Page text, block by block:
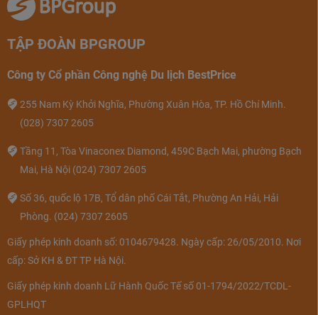
Đường di chuyển tới khách sạn Melia Hà Nội
Giá phòng tại Melia Hà Nội Hotel và
thông tin chi tiết
được chia thành 5 hạng phòng chính. Khách sạn
được
bảng sau:
LOẠI PHÒNG
ĐIỂM
ĐIỂM
Deluxe Room 3,415,000
Premium Room
TẬP ĐOÀN BPGROUP
Công ty Cổ phần Công nghệ Du lịch BestPrice
255 Nam Kỳ Khởi Nghĩa, Phường Xuân Hòa, TP. Hồ Chí Minh.
(028) 7307 2605
Tầng 11, Tòa Vinaconex Diamond, 459C Bạch Mai, phường Bạch
Mai, Hà Nội (024) 7307 2605
Số 36, quốc lộ 17B, Tổ dân phố Cái Tắt, Phường An Hải, Hải
Phòng. (024) 7307 2605
Giấy phép kinh doanh số: 0104679428. Ngày cấp: 26/05/2010. Nơi
cấp: Sở KH & ĐT TP Hà Nội.
Giấy phép kinh doanh Lữ Hành Quốc Tế số 01-1794/2022/TCDL-
GPLHQT